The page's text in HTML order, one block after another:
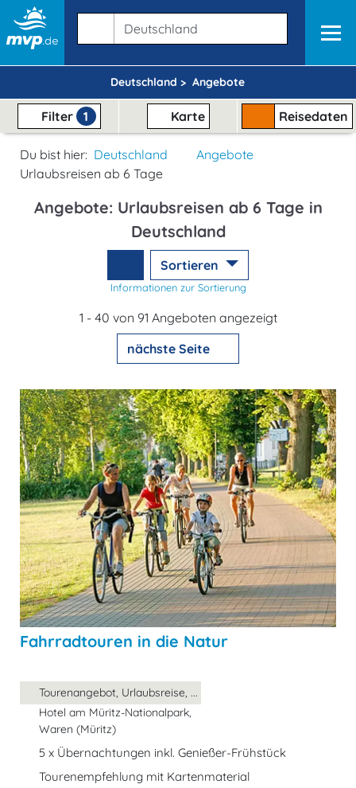
Deutschland > Angebote
Filter 1 Karte Reisedaten
Du bist hier: Deutschland
Angebote
Urlaubsreisen ab 6 Tage
Angebote: Urlaubsreisen ab 6 Tage in
Deutschland
Sortieren
Informationen zur Sortierung
1 - 40 von 91 Angeboten angezeigt
nächste Seite
Fahrradtouren in die Natur
Tourenangebot, Urlaubsreise, ...
Hotel am Müritz-Nationalpark,
Waren (Müritz)
5 x Übernachtungen inkl. Genießer-Frühstück
Tourenempfehlung mit Kartenmaterial